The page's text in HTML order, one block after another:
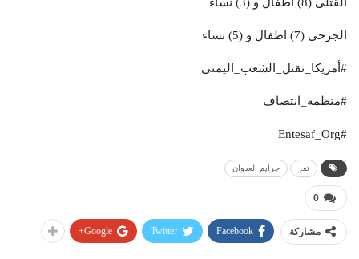
الجرحى (7) اطفال و (5) نساء
#أمريكا_تقتل_الشعب_اليمني
#منظمة_انتصاف
#Entesaf_Org
تعز جرايم العدوان
0
مشاركة Facebook
Twitter
Google+